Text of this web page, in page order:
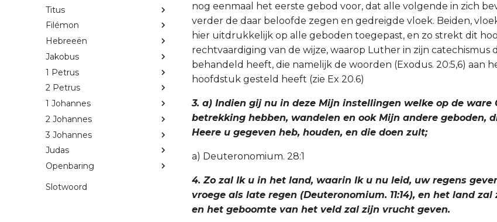
Titus
Filémon
Hebreeën
Jakobus
1 Petrus
2 Petrus
1 Johannes
2 Johannes
3 Johannes
Judas
Openbaring
Slotwoord
nog eenmaal het eerste gebod voor, dat alle volgende in zich
verder de daar beloofde zegen en gedreigde vloek. Beiden,
hier uitdrukkelijk op alle geboden toegepast, en zo strekt dit
rechtvaardiging van de wijze, waarop Luther in zijn catechismus
behandeld heeft, die namelijk de woorden (Exodus. 20:5,6) aan
hoofdstuk gesteld heeft (zie Ex 20.6)
3. a) Indien gij nu in deze Mijn instellingen welke op de ware
betrekking hebben, wandelen en ook Mijn andere geboden,
Heere u gegeven heb, houden, en die doen zult;
a) Deuteronomium. 28:1
4. Zo zal Ik u in het land, waarin Ik u nu leid, uw regens
vroege als late regen (Deuteronomium. 11:14), en het land
en het geboomte van het veld zal zijn vrucht geven.